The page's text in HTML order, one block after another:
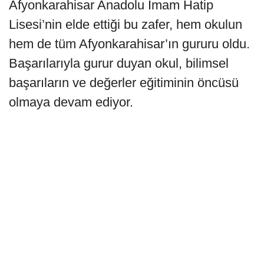
Afyonkarahisar Anadolu İmam Hatip
Lisesi’nin elde ettiği bu zafer, hem okulun
hem de tüm Afyonkarahisar’ın gururu oldu.
Başarılarıyla gurur duyan okul, bilimsel
başarıların ve değerler eğitiminin öncüsü
olmaya devam ediyor.